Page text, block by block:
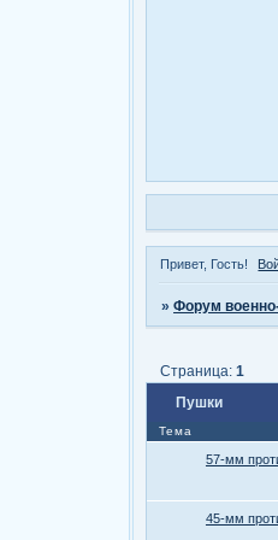
Привет, Гость!
»Форум
Пушки
Страница:1
Тема
57-мм
45-мм